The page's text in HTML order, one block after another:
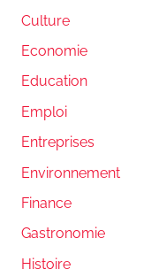
Culture
Economie
Education
Emploi
Entreprises
Environnement
Finance
Gastronomie
Histoire